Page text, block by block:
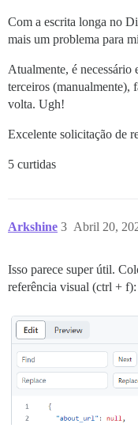
Com a escrita longa no
mais um problema para
Atualmente, é
terceiros (manualmente),
volta. Ugh!
Excelente solicitação de
5 curtidas
Arkshine Abril 20,
3
Isso parece super útil.
referência visual (ctrl + f):